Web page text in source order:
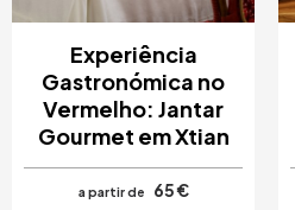
Experiência
Gastronómica no
Vermelho: Jantar
Gourmet em Xtian
a partir de
65 €